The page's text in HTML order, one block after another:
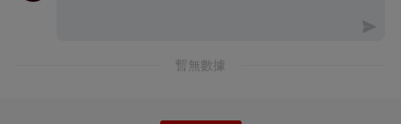
暫無數據